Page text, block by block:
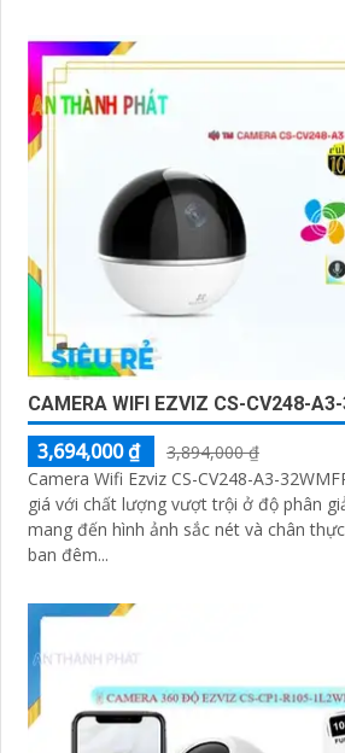
CAMERA WIFI EZVIZ CS-CV248-
3,694,000 ₫
3,894,000 ₫
Camera Wifi Ezviz CS-CV248-A3-
giá với chất lượng vượt trội ở độ phân
mang đến hình ảnh sắc nét và chân thực. Với khả năng
ban đêm...